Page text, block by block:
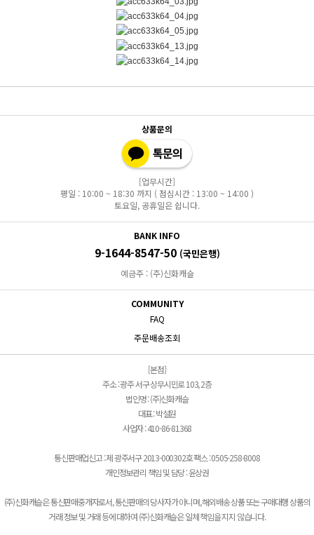
상품문의
[업무시간]
평일 : 10:00 ~ 18:30 까지 ( 점심시간 : 13:00 ~ 14:00 )
토요일, 공휴일은 쉽니다.
BANK INFO
9-1644-8547-50 (국민은행)
예금주 : (주)신화캐슬
COMMUNITY
FAQ
주문배송조회
[본점]
주소 : 광주 서구 상무시민로 103, 2층
법인명 : (주)신화캐슬
대표 : 박설원
사업자 : 410-86-81368
통신판매업신고 : 제 광주서구 2013-000302호 팩스 : 0505-258-8008
개인정보관리 책임 및 담당 : 윤상권
(주)신화캐슬은 통신판매중개자로서, 통신판매의 당사자가 아니며, 해외배송 상품 또는 구매대행 상품의
거래 정보 및 거래 등에 대하여 (주)신화캐슬은 일체 책임을 지지 않습니다.